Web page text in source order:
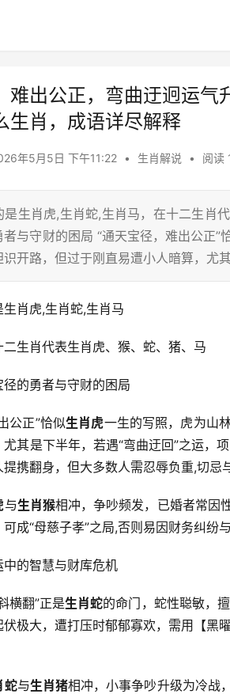
难出公正，弯曲迂迥运
生肖，成语详尽解释
年5月5日 下午11:22 • 生肖解说 • 阅读
生肖虎,生肖蛇,生肖马，在十二生肖
与守财的困局 “通天宝径，难出公正
开路，但过于刚直易遭小人暗算，尤
肖虎,生肖蛇,生肖马
生肖代表生肖虎、猴、蛇、猪、马
径的勇者与守财的困局
公正”恰似生肖虎一生的写照，虎为山
其是下半年，若遇“弯曲迂回”之运，
携翻身，但大多数人需忍辱负重,切忌
与生肖猴相冲，争吵频发，已婚者常因
成“母慈子孝”之局,否则易因财务纠纷与
中的智慧与财库危机
横翻”正是生肖蛇的命门，蛇性聪敏，
伏极大，遭打压时郁郁寡欢，需用【黑
蛇与生肖猪相冲，小事争吵升级为冷战